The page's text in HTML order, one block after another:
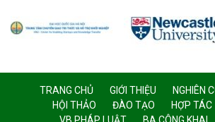
TRANG CHỦ GIỚI THIỆU
NGHIÊN
HỘI THẢO
ĐÀO TẠO HỢP TÁC
VB PHÁP LUẬT
BA CÔNG KHAI